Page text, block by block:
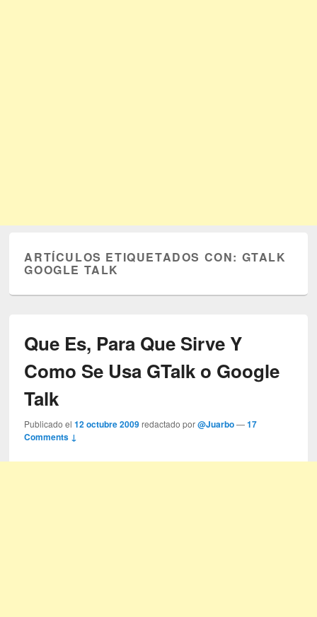
ARTÍCULOS ETIQUETADOS CON: GTALK
GOOGLE TALK
Que Es, Para Que Sirve Y
Como Se Usa GTalk o Google
Talk
Publicado el12 octubre 2009 redactado por@Juarbo —17
Comments ↓